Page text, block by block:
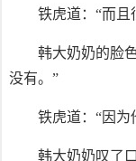
铁虎道：“而且
韩大奶奶的脸
没有。”
铁虎道：“因为
韩大奶奶叹了